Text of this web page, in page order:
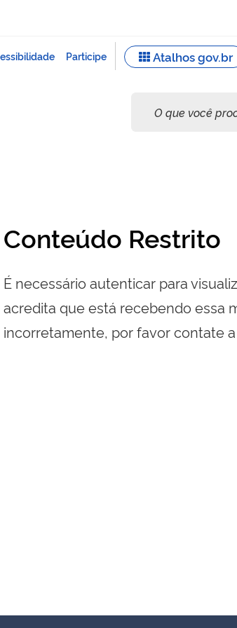
Conteúdo Restrito
É necessário autenticar para
acredita que está recebendo essa
incorretamente, por favor contate a